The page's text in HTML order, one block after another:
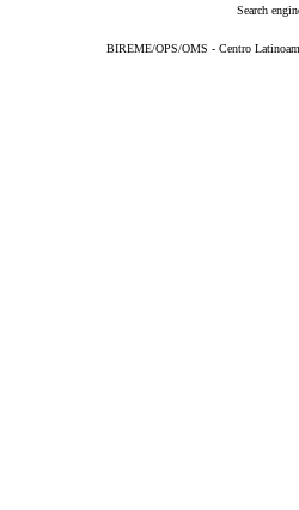
Search
BIREME/OPS/OMS - Centro